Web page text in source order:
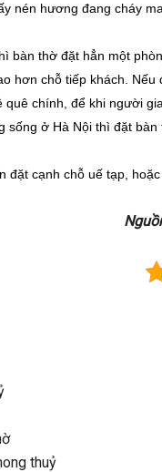
nén hương đang cháy
bàn thờ đặt hẳn một
hơn chỗ tiếp khách.
chính, để khi người
ở Hà Nội thì đặt bàn
đặt cạnh chỗ uế tạp, hoặc
thuỷ